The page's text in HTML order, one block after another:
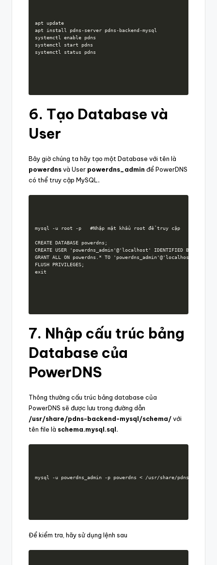
apt update
apt install pdns-server pdns-backend-mysql
systemctl enable pdns
systemctl start pdns
systemctl status pdns
6. Tạo Database và
User
Bây giờ chúng ta hãy tạo một Database với tên là
powerdnsvà User powerdns_admin để PowerDNS
có thể truy cập MySQL.
mysql -u root -p   #Nhập mật khẩu root để truy cập
CREATE DATABASE powerdns;
CREATE USER 'powerdns_admin'@'localhost' IDENTIFIED BY
GRANT ALL ON powerdns.* TO 'powerdns_admin'@'localhost';
FLUSH PRIVILEGES;
exit
7. Nhập cấu trúc bảng
Database của
PowerDNS
Thông thường cấu trúc bảng database của
PowerDNS sẽ được lưu trong đường dẫn
/usr/share/pdns-backend-mysql/schema/với
tên file là schema.mysql.sql.
mysql -u powerdns_admin -p powerdns < /usr/share/pdns-backend-
Để kiểm tra, hãy sử dụng lệnh sau